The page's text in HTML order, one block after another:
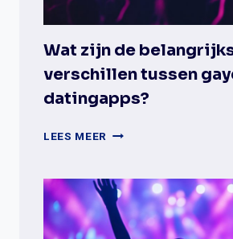
Wat zijn de
verschillen tussen
datingapps?
LEES MEER WAT
BELANGRIJKSTE
VERSCHILLEN
TUSSEN
GAYDAR